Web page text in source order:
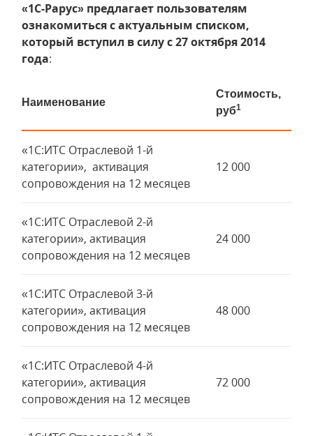
«1С-Рарус» предлагает пользователям
ознакомиться с актуальным списком,
который вступил в силу с 27 октября 2014
года:
Наименование
Стоимость,
руб1
«1С:ИТС Отраслевой 1-й
категории», активация
сопровождения на 12 месяцев
12 000
«1С:ИТС Отраслевой 2-й
категории», активация
сопровождения на 12 месяцев
24 000
«1С:ИТС Отраслевой 3-й
категории», активация
сопровождения на 12 месяцев
48 000
«1С:ИТС Отраслевой 4-й
категории», активация
сопровождения на 12 месяцев
72 000